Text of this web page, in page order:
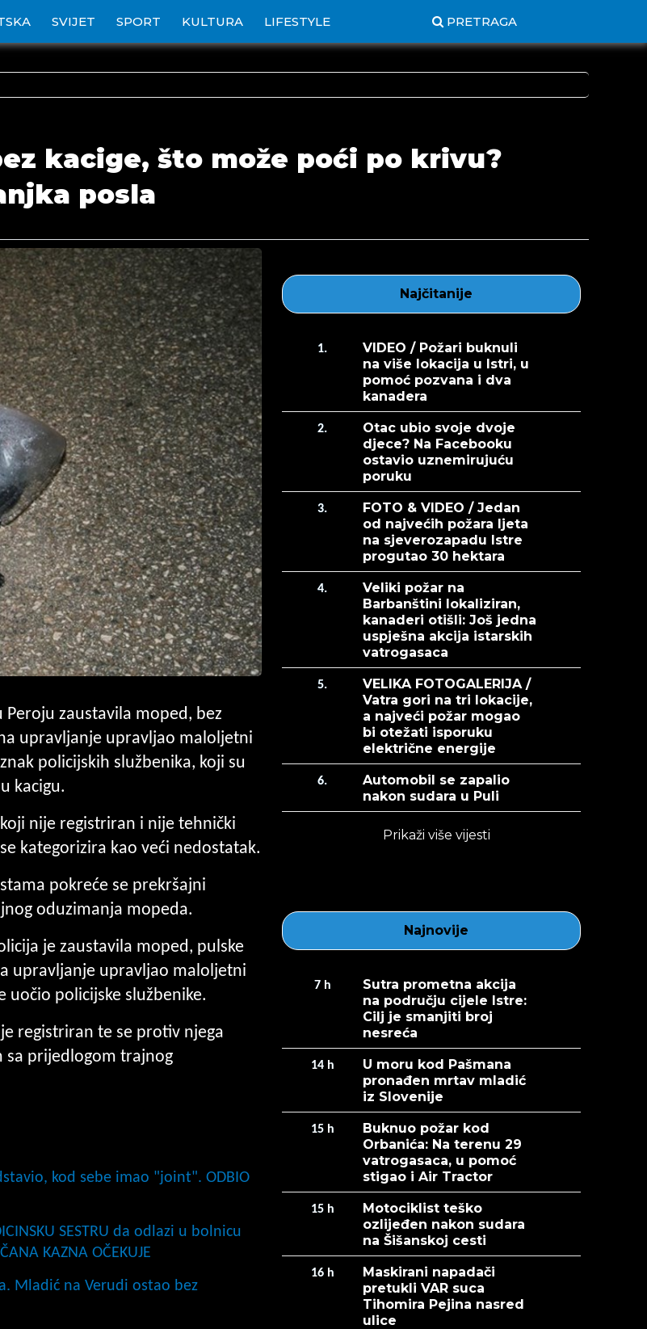
SVIJET SPORT KULTURA LIFESTYLE PRETRAGA
kacige, što može poći po krivu?
posla
zaustavila moped, bez
upravljanje upravljao maloljetni
policijskih službenika, koji su
kacigu.
nije registriran i nije tehnički
kategorizira kao veći nedostatak.
pokreće se prekršajni
oduzimanja mopeda.
je zaustavila moped, pulske
upravljanje upravljao maloljetni
uočio policijske službenike.
registriran te se protiv njega
sa prijedlogom trajnog
kod sebe imao "joint". ODBIO
SESTRU da odlazi u bolnicu
KAZNA OČEKUJE
Mladić na Verudi ostao bez
Najčitanije
1.
VIDEO / Požari buknuli
na više lokacija u Istri, u
pomoć pozvana i dva
kanadera
2.
Otac ubio svoje dvoje
djece? Na Facebooku
ostavio uznemirujuću
poruku
3.
FOTO & VIDEO / Jedan
od najvećih požara ljeta
na sjeverozapadu Istre
progutao 30 hektara
4.
Veliki požar na
Barbanštini lokaliziran,
kanaderi otišli: Još jedna
uspješna akcija istarskih
vatrogasaca
5.
VELIKA FOTOGALERIJA /
Vatra gori na tri lokacije,
a najveći požar mogao
bi otežati isporuku
električne energije
6.
Automobil se zapalio
nakon sudara u Puli
Prikaži više vijesti
Najnovije
7 h
Sutra prometna akcija
na području cijele Istre:
Cilj je smanjiti broj
nesreća
14 h
U moru kod Pašmana
pronađen mrtav mladić
iz Slovenije
15 h
Buknuo požar kod
Orbanića: Na terenu 29
vatrogasaca, u pomoć
stigao i Air Tractor
15 h
Motociklist teško
ozlijeđen nakon sudara
na Šišanskoj cesti
16 h
Maskirani napadači
pretukli VAR suca
Tihomira Pejina nasred
ulice